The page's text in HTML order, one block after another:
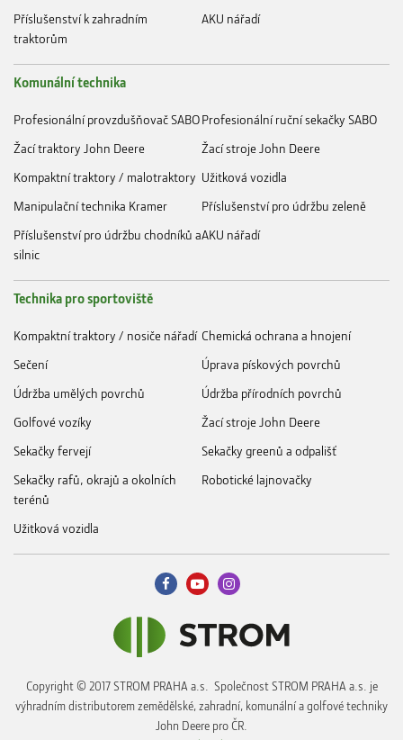
Příslušenství k zahradním
traktorům
AKU nářadí
Komunální technika
Profesionální provzdušňovač SABOProfesionální ruční sekačky SABO
Žací traktory John Deere
Žací stroje John Deere
Kompaktní traktory / malotraktory Užitková vozidla
Manipulační technika Kramer
Příslušenství pro údržbu zeleně
Příslušenství pro údržbu chodníků a
silnic
AKU nářadí
Technika pro sportoviště
Kompaktní traktory / nosiče nářadí Chemická ochrana a hnojení
Sečení
Úprava pískových povrchů
Údržba umělých povrchů
Údržba přírodních povrchů
Golfové vozíky
Žací stroje John Deere
Sekačky fervejí
Sekačky greenů a odpališť
Sekačky rafů, okrajů a okolních
terénů
Robotické lajnovačky
Užitková vozidla
Copyright © 2017 STROM PRAHA a.s. Společnost STROM PRAHA a.s. je
výhradním distributorem zemědělské, zahradní, komunální a golfové techniky
John Deere pro ČR.